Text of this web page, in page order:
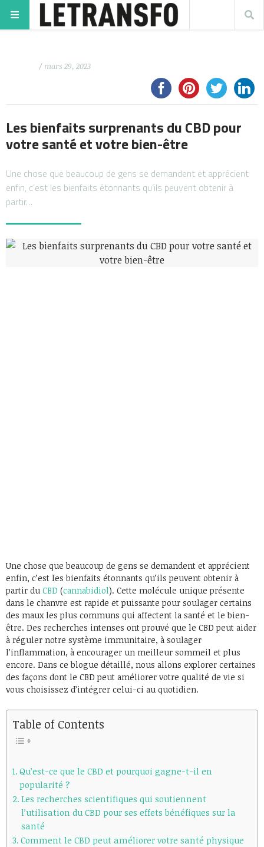
/ mars 29, 2023
Les bienfaits surprenants du CBD pour
votre santé et votre bien-être
Une chose que beaucoup de gens se demandent et apprécient
enfin, c’est les bienfaits étonnants qu’ils peuvent obtenir à
partir…
Une chose que beaucoup de gens se demandent et apprécient
enfin, c’est les bienfaits étonnants qu’ils peuvent obtenir à
partir du CBD (cannabidiol). Cette molécule unique présente
dans le chanvre est rapide et puissante pour soulager certains
des maux les plus communs qui affectent la santé et le bien-
être. Des recherches intenses ont prouvé que le CBD peut aider
à réguler notre système immunitaire, à soulager
l’inflammation, à encourager un meilleur sommeil et plus
encore. Dans ce blogue détaillé, nous allons explorer certaines
des façons dont le CBD peut améliorer votre qualité de vie si
vous choisissez d’intégrer celui-ci au quotidien.
Table of Contents
Qu’est-ce que le CBD et pourquoi gagne-t-il en
popularité ?
Les recherches scientifiques qui soutiennent
l’utilisation du CBD pour ses effets bénéfiques sur la
santé
Comment le CBD peut améliorer votre santé physique